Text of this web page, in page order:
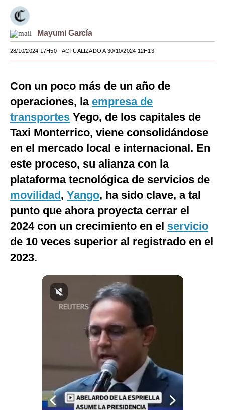
México
España
Internacional
Club del Suscriptor
Mix
G de Gestión
Notas Contratadas
Podcast
Gestión TV
Videos
Fotogalerías
Mayumi García
28/10/2024 17H50- ACTUALIZADO A 30/10/2024 12H13
Con un poco más de un año de
operaciones, la empresa de
transportes Yego, de los capitales de
Taxi Monterrico, viene consolidándose
en el mercado local e internacional. En
este proceso, su alianza con la
plataforma tecnológica de servicios de
movilidad, Yango, ha sido clave, a tal
punto que ahora proyecta cerrar el
2024 con un crecimiento en el servicio
de 10 veces superior al registrado en el
2023.